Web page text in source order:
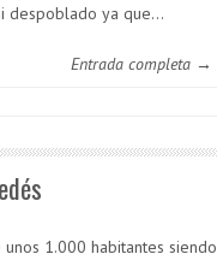
despoblado ya que…
Entrada completa →
1.000 habitantes siendo